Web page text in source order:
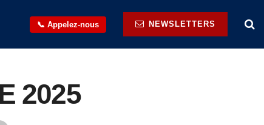
📞 Appelez-nous NEWSLETTERS
2025